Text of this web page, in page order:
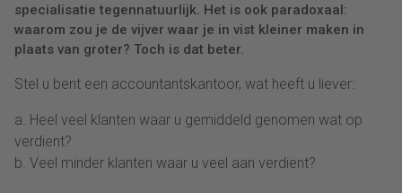
specialisatie tegennatuurlijk. Het is ook paradoxaal:
waarom zou je de vijver waar je in vist kleiner maken in
plaats van groter? Toch is dat beter.
Stel u bent een accountantskantoor, wat heeft u liever:
a. Heel veel klanten waar u gemiddeld genomen wat op
verdient?
b. Veel minder klanten waar u veel aan verdient?